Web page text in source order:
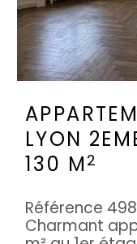
LYON
130 M 2
Référence
Charmant